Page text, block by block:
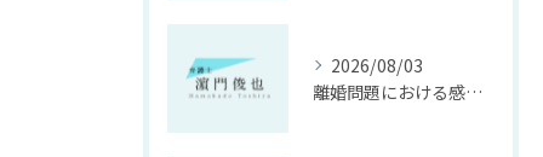
2026/08/03
離婚問題における感情面に配慮した誠実な法律サポート